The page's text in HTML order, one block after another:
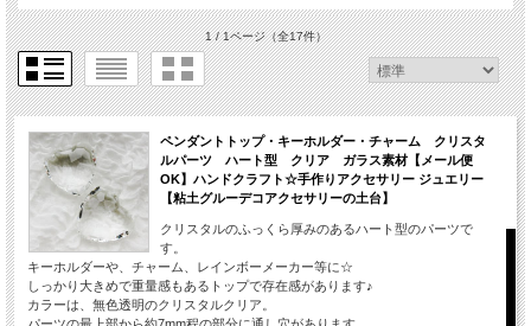
1 / 1ページ（全17件）
ペンダントトップ・キーホルダー・チャーム クリスタ
ルパーツ ハート型 クリア ガラス素材【メール便
OK】ハンドクラフト☆手作りアクセサリー ジュエリー
【粘土グルーデコアクセサリーの土台】
クリスタルのふっくら厚みのあるハート型のパーツで
す。
キーホルダーや、チャーム、レインボーメーカー等に☆
しっかり大きめで重量感もあるトップで存在感があります♪
カラーは、無色透明のクリスタルクリア。